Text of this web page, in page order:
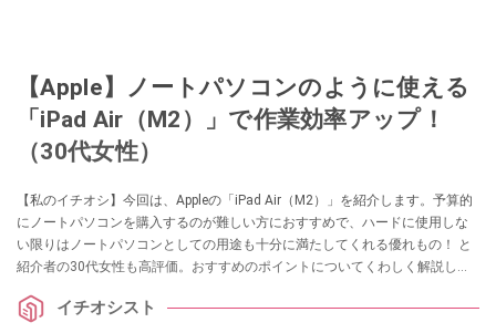
【Apple】ノートパソコンのように使える
「iPad Air（M2）」で作業効率アップ！
（30代女性）
【私のイチオシ】今回は、Appleの「iPad Air（M2）」を紹介します。予算的
にノートパソコンを購入するのが難しい方におすすめで、ハードに使用しな
い限りはノートパソコンとしての用途も十分に満たしてくれる優れもの！ と
紹介者の30代女性も高評価。おすすめのポイントについてくわしく解説して
イチオシスト